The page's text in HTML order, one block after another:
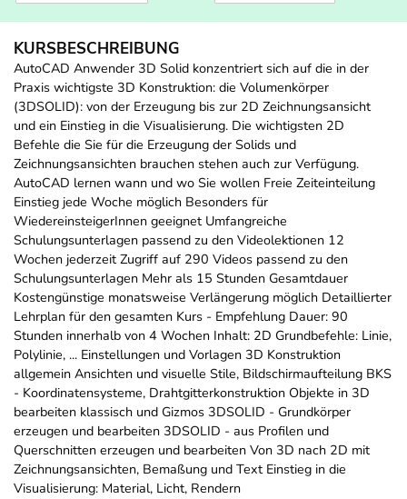
KURSBESCHREIBUNG
AutoCAD Anwender 3D Solid konzentriert sich auf die in der
Praxis wichtigste 3D Konstruktion: die Volumenkörper
(3DSOLID): von der Erzeugung bis zur 2D Zeichnungsansicht
und ein Einstieg in die Visualisierung. Die wichtigsten 2D
Befehle die Sie für die Erzeugung der Solids und
Zeichnungsansichten brauchen stehen auch zur Verfügung.
AutoCAD lernen wann und wo Sie wollen Freie Zeiteinteilung
Einstieg jede Woche möglich Besonders für
WiedereinsteigerInnen geeignet Umfangreiche
Schulungsunterlagen passend zu den Videolektionen 12
Wochen jederzeit Zugriff auf 290 Videos passend zu den
Schulungsunterlagen Mehr als 15 Stunden Gesamtdauer
Kostengünstige monatsweise Verlängerung möglich Detaillierter
Lehrplan für den gesamten Kurs - Empfehlung Dauer: 90
Stunden innerhalb von 4 Wochen Inhalt: 2D Grundbefehle: Linie,
Polylinie, ... Einstellungen und Vorlagen 3D Konstruktion
allgemein Ansichten und visuelle Stile, Bildschirmaufteilung BKS
- Koordinatensysteme, Drahtgitterkonstruktion Objekte in 3D
bearbeiten klassisch und Gizmos 3DSOLID - Grundkörper
erzeugen und bearbeiten 3DSOLID - aus Profilen und
Querschnitten erzeugen und bearbeiten Von 3D nach 2D mit
Zeichnungsansichten, Bemaßung und Text Einstieg in die
Visualisierung: Material, Licht, Rendern